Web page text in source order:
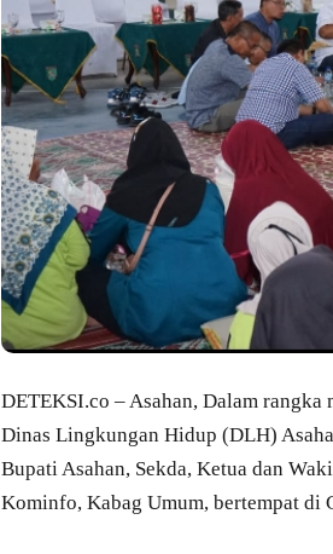
DETEKSI.co – Asahan, Dalam
Dinas Lingkungan Hidup (DLH)
Bupati Asahan, Sekda, Ketua dan
Kominfo, Kabag Umum, bertempat di